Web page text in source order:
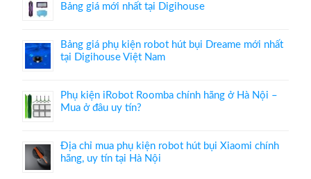
Bảng giá mới nhất tại Digihouse
Bảng giá phụ kiện robot hút bụi Dreame mới nhất
tại Digihouse Việt Nam
Phụ kiện iRobot Roomba chính hãng ở Hà Nội –
Mua ở đâu uy tín?
Địa chỉ mua phụ kiện robot hút bụi Xiaomi chính
hãng, uy tín tại Hà Nội